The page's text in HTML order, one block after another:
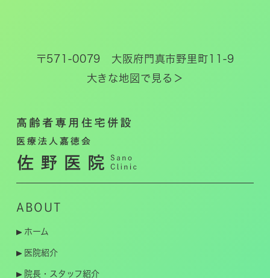
〒571-0079 大阪府門真市野里町11-9
大きな地図で見る＞
ABOUT
ホーム
医院紹介
院長・スタッフ紹介